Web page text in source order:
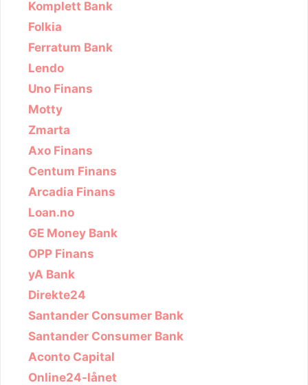
Komplett Bank
Folkia
Ferratum Bank
Lendo
Uno Finans
Motty
Zmarta
Axo Finans
Centum Finans
Arcadia Finans
Loan.no
GE Money Bank
OPP Finans
yA Bank
Direkte24
Santander Consumer Bank
Santander Consumer Bank
Aconto Capital
Online24-lånet